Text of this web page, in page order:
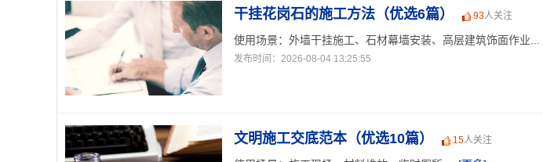
干挂花岗石的施工方法（优选6篇） 93人关注
使用场景：外墙干挂施工、石材幕墙安装、高层建筑饰面作业...
发布时间：2026-08-04 13:25:55
文明施工交底范本（优选10篇） 15人关注